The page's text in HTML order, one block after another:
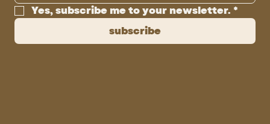
Yes, subscribe me to your newsletter. *
subscribe